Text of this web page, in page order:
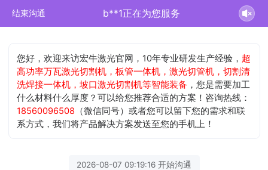
结束沟通 b**1正在为您服务
您好，欢迎来访宏牛激光官网，10年专业研发生产经验， 超
高功率万瓦激光切割机，板管一体机，激光切管机，切割清
洗焊接一体机，坡口激光切割机等智能装备 ，您是需要加工
什么材料什么厚度？可以给您推荐合适的方案！咨询热线：
18560096508 （微信同号）或者您可以留下您的需求和联
系方式，我们将产品解决方案发送至您的手机上！
2026-08-07 09:19:16 开始沟通